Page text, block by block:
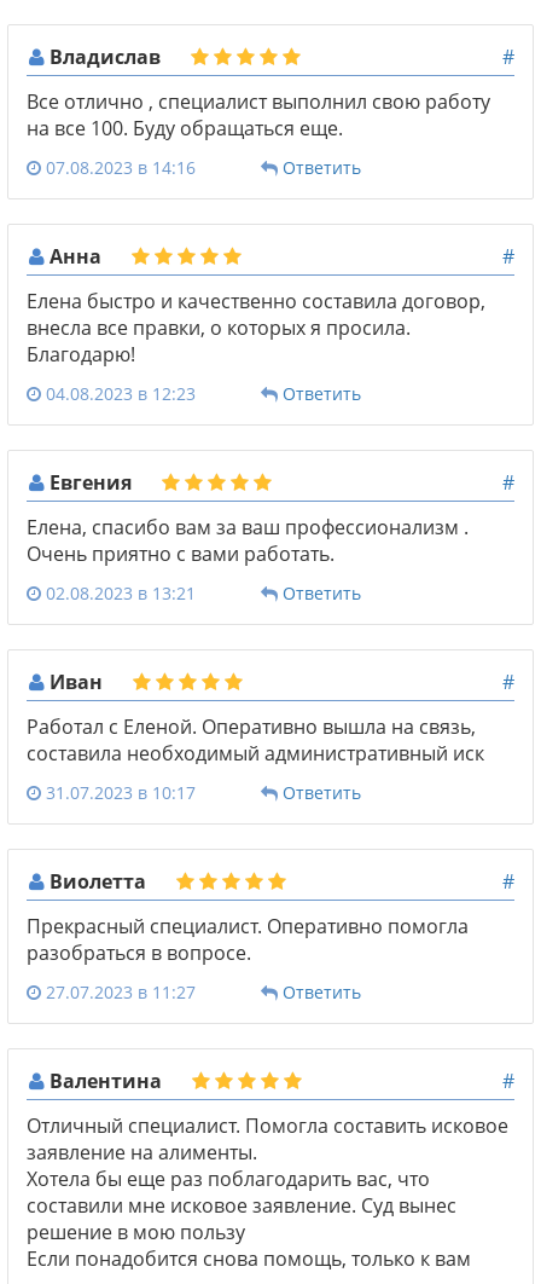
Владислав
#
Все отлично , специалист выполнил свою работу
на все 100. Буду обращаться еще.
07.08.2023 в 14:16 Ответить
Анна
#
Елена быстро и качественно составила договор,
внесла все правки, о которых я просила.
Благодарю!
04.08.2023 в 12:23 Ответить
Евгения
#
Елена, спасибо вам за ваш профессионализм .
Очень приятно с вами работать.
02.08.2023 в 13:21 Ответить
Иван
#
Работал с Еленой. Оперативно вышла на связь,
составила необходимый административный иск
31.07.2023 в 10:17 Ответить
Виолетта
#
Прекрасный специалист. Оперативно помогла
разобраться в вопросе.
27.07.2023 в 11:27 Ответить
Валентина
#
Отличный специалист. Помогла составить исковое
заявление на алименты.
Хотела бы еще раз поблагодарить вас, что
составили мне исковое заявление. Суд вынес
решение в мою пользу
Если понадобится снова помощь, только к вам